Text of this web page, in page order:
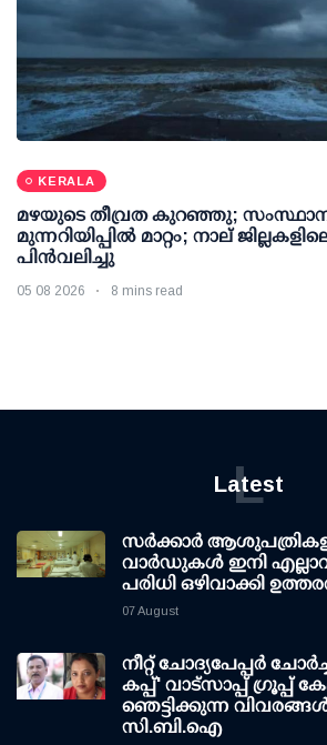
KERALA
മഴയുടെ തീവ്രത കുറഞ്ഞു;
മുന്നറിയിപ്പിൽ മാറ്റം; നാല്
പിൻവലിച്ചു
05 08 2026 8 mins read
Latest
L
സര്‍ക്കാര്‍
വാര്‍ഡുകള്‍ ഇനി
പരിധി ഒഴിവാക്കി
07 August
നീറ്റ് ചോദ്യപേപ്പര്‍
കപ്പ്' വാട്സാപ്പ് ഗ്രൂപ്പ്
ഞെട്ടിക്കുന്ന
സി.ബി.ഐ